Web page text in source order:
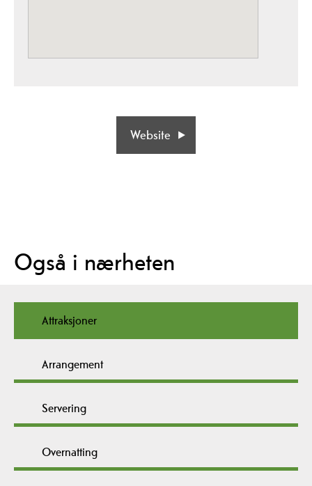
Website
Også i nærheten
Attraksjoner
Arrangement
Servering
Overnatting